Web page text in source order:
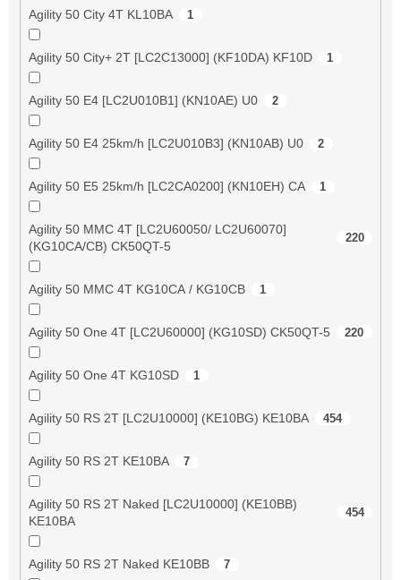
Agility 50 City 4T KL10BA 1
Agility 50 City+ 2T [LC2C13000] (KF10DA) KF10D 1
Agility 50 E4 [LC2U010B1] (KN10AE) U0 2
Agility 50 E4 25km/h [LC2U010B3] (KN10AB) U0 2
Agility 50 E5 25km/h [LC2CA0200] (KN10EH) CA 1
Agility 50 MMC 4T [LC2U60050/ LC2U60070]
(KG10CA/CB) CK50QT-5
220
Agility 50 MMC 4T KG10CA / KG10CB 1
Agility 50 One 4T [LC2U60000] (KG10SD) CK50QT-5 220
Agility 50 One 4T KG10SD 1
Agility 50 RS 2T [LC2U10000] (KE10BG) KE10BA 454
Agility 50 RS 2T KE10BA 7
Agility 50 RS 2T Naked [LC2U10000] (KE10BB)
KE10BA
454
Agility 50 RS 2T Naked KE10BB 7